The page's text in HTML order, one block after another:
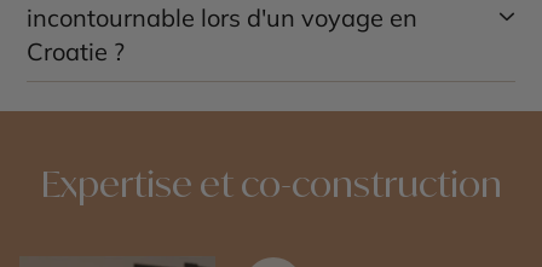
du parc, de profiter des sentiers de promenade et
d’effectuer une excursion en bateau.
incontournable lors d'un voyage en
Croatie ?
Oui, Krka fait partie des sites naturels les plus
Expertise et co-construction